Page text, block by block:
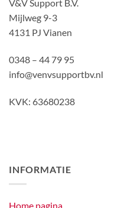
V&V Support B.V.
Mijlweg 9-3
4131 PJ Vianen
0348 – 44 79 95
info@venvsupportbv.nl
KVK: 63680238
INFORMATIE
Home pagina